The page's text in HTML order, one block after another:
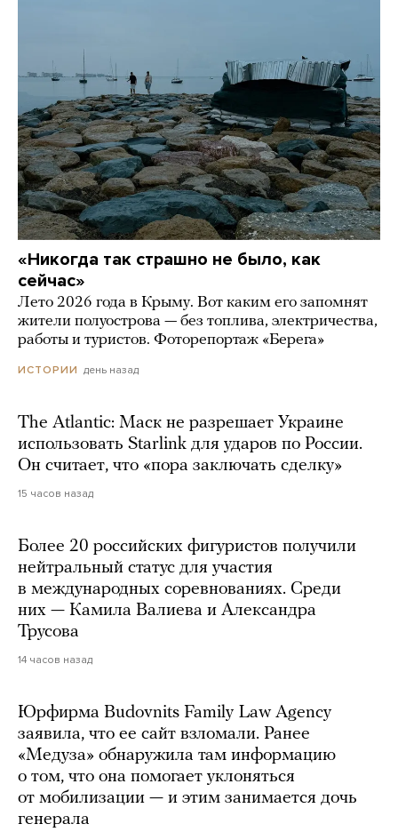
«Никогда так страшно не было, как
сейчас»
Лето 2026 года в Крыму. Вот каким его запомнят
жители полуострова — без топлива, электричества,
работы и туристов. Фоторепортаж «Берега»
ИСТОРИИ день назад
The Atlantic: Маск не разрешает Украине
использовать Starlink для ударов по России.
Он считает, что «пора заключать сделку»
15 часов назад
Более 20 российских фигуристов получили
нейтральный статус для участия
в международных соревнованиях. Среди
них — Камила Валиева и Александра
Трусова
14 часов назад
Юрфирма Budovnits Family Law Agency
заявила, что ее сайт взломали. Ранее
«Медуза» обнаружила там информацию
о том, что она помогает уклоняться
от мобилизации — и этим занимается дочь
генерала